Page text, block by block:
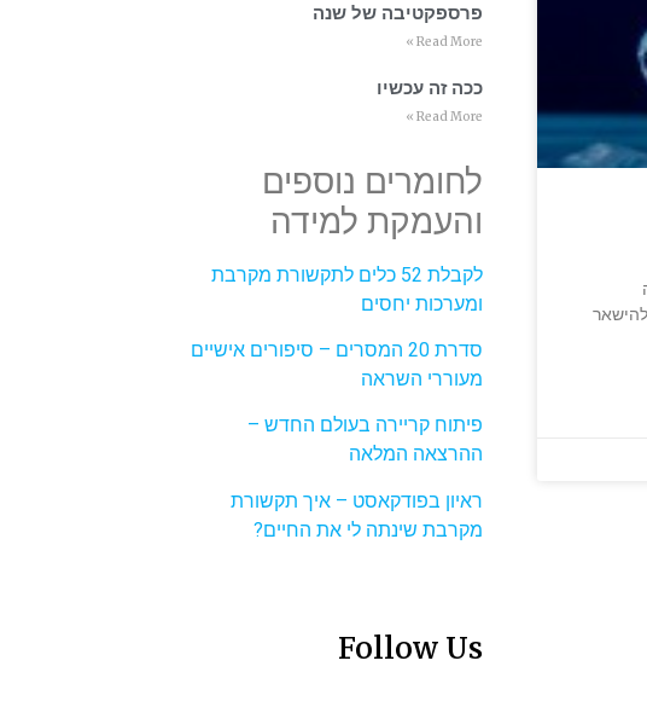
להישאר
פרספקטיבה של שנה
Read More »
ככה זה עכשיו
Read More »
לחומרים נוספים
והעמקת למידה
לקבלת 52 כלים לתקשורת מקרבת
ומערכות יחסים
סדרת 20 המסרים – סיפורים אישיים
מעוררי השראה
פיתוח קריירה בעולם החדש –
ההרצאה המלאה
ראיון בפודקאסט – איך תקשורת
מקרבת שינתה לי את החיים?
Follow Us